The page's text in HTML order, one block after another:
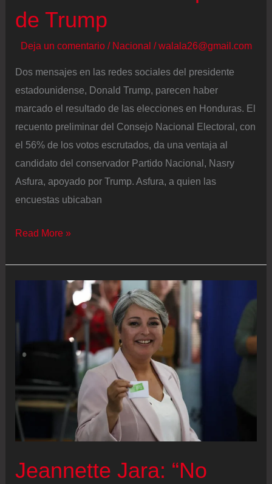
exterior
de Trump
Deja un comentario / Nacional /walala26@gmail.com
Dos mensajes en las redes sociales del presidente
estadounidense, Donald Trump, parecen haber
marcado el resultado de las elecciones en Honduras. El
recuento preliminar del Consejo Nacional Electoral, con
el 56% de los votos escrutados, da una ventaja al
candidato del conservador Partido Nacional, Nasry
Asfura, apoyado por Trump. Asfura, a quien las
encuestas ubicaban
Honduras
a
con
respaldo
Trump
Read More »
Jeannette Jara: “No